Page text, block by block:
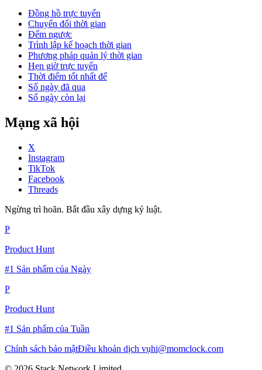
Đồng hồ trực tuyến
Chuyển đổi thời gian
Đếm ngược
Trình lập kế hoạch thời gian
Phương pháp quản lý thời gian
Hẹn giờ trực tuyến
Thời điểm tốt nhất để
Số ngày đã qua
Số ngày còn lại
Mạng xã hội
X
Instagram
TikTok
Facebook
Threads
Ngừng trì hoãn. Bắt đầu xây dựng kỷ luật.
P
Product Hunt
#1 Sản phẩm của Ngày
P
Product Hunt
#1 Sản phẩm của Tuần
Chính sách bảo mậtĐiều khoản dịch vụhi@momclock.com